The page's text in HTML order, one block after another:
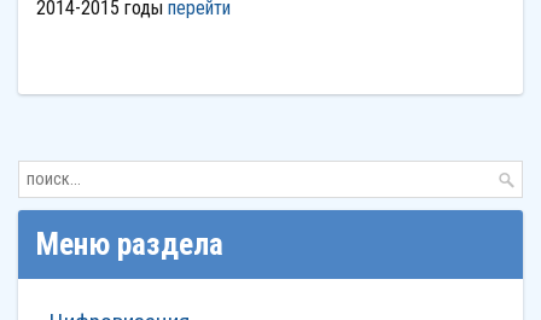
2014-2015 годы перейти
Меню раздела